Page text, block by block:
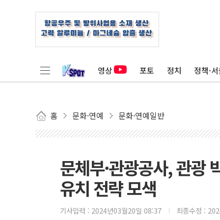
영상 포토 정치 정책·
홈 문화·연예 문화·연예일반
문체부·관광공사, 관광
유치 전략 모색
기사입력 : 2024년03월20일 08:37 최종수정 :